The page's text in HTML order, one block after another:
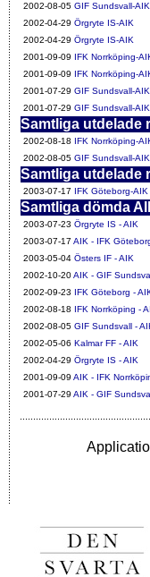
2002-08-05 GIF Sundsvall-AIK
2002-04-29 Örgryte IS-AIK
2002-04-29 Örgryte IS-AIK
2001-09-09 IFK Norrköping-
2001-09-09 IFK Norrköping-
2001-07-29 GIF Sundsvall-AIK
2001-07-29 GIF Sundsvall-AIK
Samtliga utdelade
2002-08-18 IFK Norrköping-
2002-08-05 GIF Sundsvall-AIK
Samtliga utdelade
2003-07-17 IFK Göteborg-AIK
Samtliga dömda
2003-07-23 Örgryte IS - AIK
2003-07-17 AIK - IFK
2003-05-04 Östers IF - AIK
2002-10-20AIK - GIF
2002-09-23 IFK Göteborg -
2002-08-18 IFK Norrköping -
2002-08-05 GIF Sundsvall -
2002-05-06 Kalmar FF - AIK
2002-04-29 Örgryte IS - AIK
2001-09-09 AIK - IFK
2001-07-29 AIK - GIF